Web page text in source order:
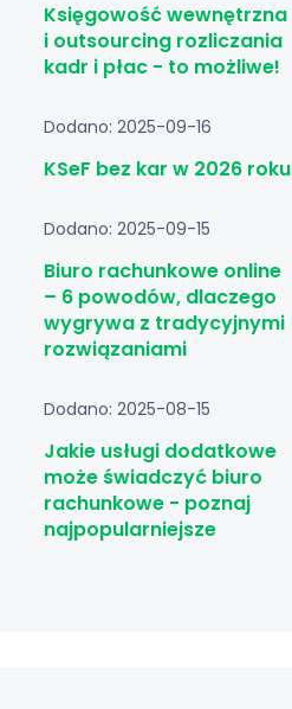
Księgowość wewnętrzna
i outsourcing rozliczania
kadr i płac - to możliwe!
Dodano: 2025-09-16
KSeF bez kar w 2026 roku
Dodano: 2025-09-15
Biuro rachunkowe online
– 6 powodów, dlaczego
wygrywa z tradycyjnymi
rozwiązaniami
Dodano: 2025-08-15
Jakie usługi dodatkowe
może świadczyć biuro
rachunkowe - poznaj
najpopularniejsze